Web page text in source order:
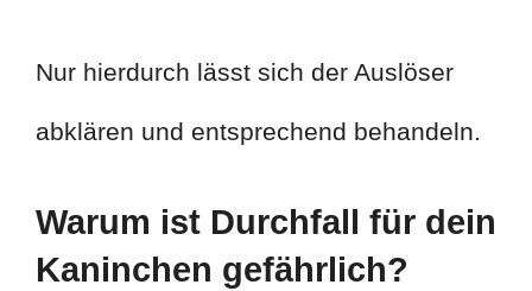
Nur hierdurch lässt sich der Auslöser
abklären und entsprechend behandeln.
Warum ist Durchfall für dein
Kaninchen gefährlich?